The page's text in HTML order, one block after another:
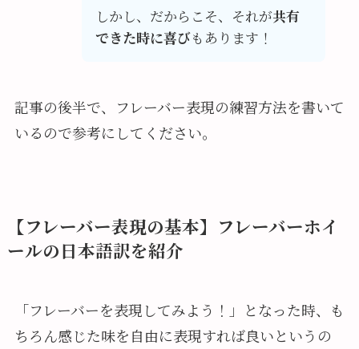
しかし、だからこそ、それが共有
できた時に喜びもあります！
記事の後半で、フレーバー表現の練習方法を書いて
いるので参考にしてください。
【フレーバー表現の基本】フレーバーホイ
ールの日本語訳を紹介
「フレーバーを表現してみよう！」となった時、も
ちろん感じた味を自由に表現すれば良いというの